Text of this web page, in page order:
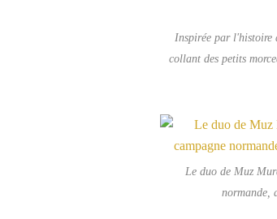
Inspirée par l'histoire
collant des petits
Le duo de Muz
normande,